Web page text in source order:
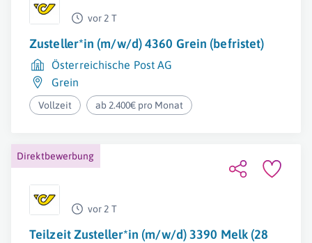
vor 2 T
Zusteller*in (m/w/d) 4360 Grein (befristet)
Österreichische Post AG
Grein
Vollzeit ab 2.400€ pro Monat
Direktbewerbung
vor 2 T
Teilzeit Zusteller*in (m/w/d) 3390 Melk (28